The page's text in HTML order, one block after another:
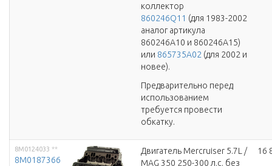
коллектор
860246Q11 (для 1983-2002
аналог артикула
860246A10 и 860246A15)
или 865735A02 (для 2002 и
новее).
Предварительно перед
использованием
требуется провести
обкатку.
8M0124033 **
8M0187366
Двигатель Mercruiser 5.7L /
MAG 350 250-300 л.с. без
16